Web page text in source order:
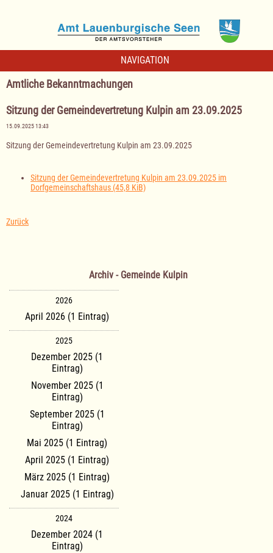
NAVIGATION
Amtliche Bekanntmachungen
Sitzung der Gemeindevertretung Kulpin am 23.09.2025
15.09.2025 13:43
Sitzung der Gemeindevertretung Kulpin am 23.09.2025
Sitzung der Gemeindevertretung Kulpin am 23.09.2025 im
Dorfgemeinschaftshaus (45,8 KiB)
Zurück
Archiv - Gemeinde Kulpin
2026
April 2026 (1 Eintrag)
2025
Dezember 2025 (1
Eintrag)
November 2025 (1
Eintrag)
September 2025 (1
Eintrag)
Mai 2025 (1 Eintrag)
April 2025 (1 Eintrag)
März 2025 (1 Eintrag)
Januar 2025 (1 Eintrag)
2024
Dezember 2024 (1
Eintrag)